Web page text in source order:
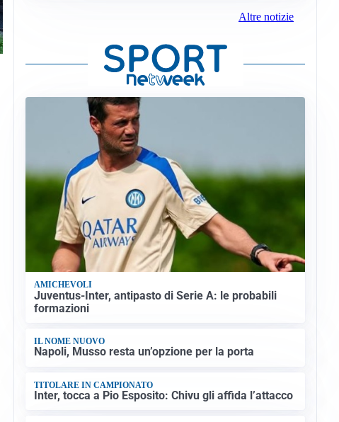
Altre notizie
AMICHEVOLI
Juventus-Inter, antipasto di Serie A: le probabili
formazioni
IL NOME NUOVO
Napoli, Musso resta un’opzione per la porta
TITOLARE IN CAMPIONATO
Inter, tocca a Pio Esposito: Chivu gli affida l’attacco